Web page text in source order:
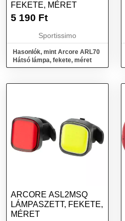
FEKETE, MÉRET
5 190 Ft
Sportissimo
Hasonlók, mint Arcore ARL70
Hátsó lámpa, fekete, méret
ARCORE ASL2MSQ
LÁMPASZETT, FEKETE,
MÉRET